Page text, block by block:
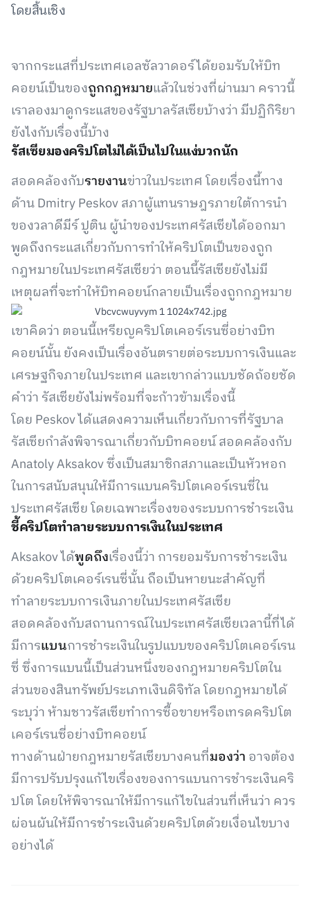
โดยสิ้นเชิง
จากกระแสที่ประเทศเอลซัลวาดอร์ได้ยอมรับให้บิท
คอยน์เป็นของถูกกฎหมายแล้วในช่วงที่ผ่านมา คราวนี้
เราลองมาดูกระแสของรัฐบาลรัสเซียบ้างว่า มีปฏิกิริยา
ยังไงกับเรื่องนี้บ้าง
รัสเซียมองคริปโตไม่ได้เป็นไปในแง่บวกนัก
สอดคล้องกับรายงานข่าวในประเทศ โดยเรื่องนี้ทาง
ด้าน Dmitry Peskov สภาผู้แทนราษฎรภายใต้การนำ
ของวลาดีมีร์ ปูติน ผู้นำของประเทศรัสเซียได้ออกมา
พูดถึงกระแสเกี่ยวกับการทำให้คริปโตเป็นของถูก
กฎหมายในประเทศรัสเซียว่า ตอนนี้รัสเซียยังไม่มี
เหตุผลที่จะทำให้บิทคอยน์กลายเป็นเรื่องถูกกฎหมาย
เขาคิดว่า ตอนนี้เหรียญคริปโตเคอร์เรนซี่อย่างบิท
คอยน์นั้น ยังคงเป็นเรื่องอันตรายต่อระบบการเงินและ
เศรษฐกิจภายในประเทศ และเขากล่าวแบบชัดถ้อยชัด
คำว่า รัสเซียยังไม่พร้อมที่จะก้าวข้ามเรื่องนี้
โดย Peskov ได้แสดงความเห็นเกี่ยวกับการที่รัฐบาล
รัสเซียกำลังพิจารณาเกี่ยวกับบิทคอยน์ สอดคล้องกับ
Anatoly Aksakov ซึ่งเป็นสมาชิกสภาและเป็นหัวหอก
ในการสนับสนุนให้มีการแบนคริปโตเคอร์เรนซี่ใน
ประเทศรัสเซีย โดยเฉพาะเรื่องของระบบการชำระเงิน
ชี้คริปโตทำลายระบบการเงินในประเทศ
Aksakov ได้พูดถึงเรื่องนี้ว่า การยอมรับการชำระเงิน
ด้วยคริปโตเคอร์เรนซี่นั้น ถือเป็นหายนะสำคัญที่
ทำลายระบบการเงินภายในประเทศรัสเซีย
สอดคล้องกับสถานการณ์ในประเทศรัสเซียเวลานี้ที่ได้
มีการแบนการชำระเงินในรูปแบบของคริปโตเคอร์เรน
ซี่ ซึ่งการแบนนี้เป็นส่วนหนึ่งของกฎหมายคริปโตใน
ส่วนของสินทรัพย์ประเภทเงินดิจิทัล โดยกฎหมายได้
ระบุว่า ห้ามชาวรัสเซียทำการซื้อขายหรือเทรดคริปโต
เคอร์เรนซี่อย่างบิทคอยน์
ทางด้านฝ่ายกฎหมายรัสเซียบางคนที่มองว่า อาจต้อง
มีการปรับปรุงแก้ไขเรื่องของการแบนการชำระเงินคริ
ปโต โดยให้พิจารณาให้มีการแก้ไขในส่วนที่เห็นว่า ควร
ผ่อนผันให้มีการชำระเงินด้วยคริปโตด้วยเงื่อนไขบาง
อย่างได้